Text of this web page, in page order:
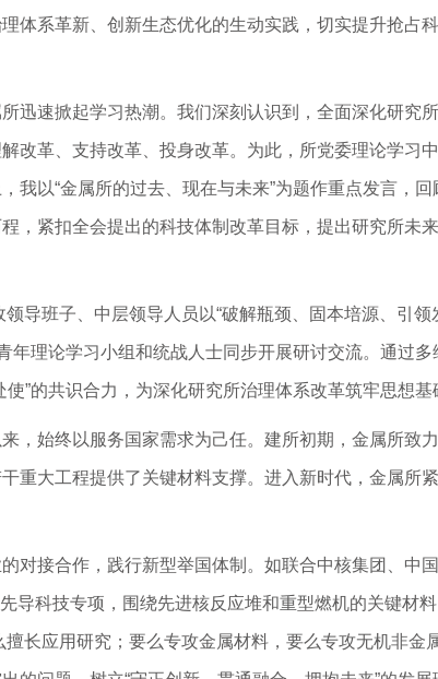
体系革新、创新生态优化的生动实践，切实提升抢占
迅速掀起学习热潮。我们深刻认识到，全面深化研究
改革、支持改革、投身改革。为此，所党委理论学习
以“金属所的过去、现在与未来”为题作重点发言，
，紧扣全会提出的科技体制改革目标，提出研究所未
导班子、中层领导人员以“破解瓶颈、固本培源、引领
年理论学习小组和统战人士同步开展研讨交流。通过
”的共识合力，为深化研究所治理体系改革筑牢思想基
，始终以服务国家需求为己任。建所初期，金属所致
重大工程提供了关键材料支撑。进入新时代，金属所
对接合作，践行新型举国体制。如联合中核集团、中国
导科技专项，围绕先进核反应堆和重型燃机的关键材
长应用研究；要么专攻金属材料，要么专攻无机非金